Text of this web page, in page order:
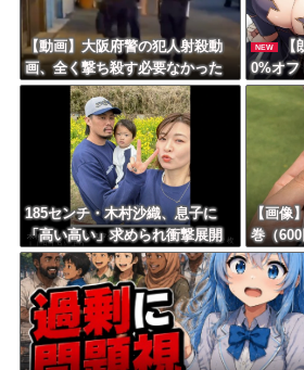
【動画】大阪府警の犯人射殺動
画、全く撃ち殺す必要なかった
ｗｗｗｗｗｗｗｗｗｗｗ
NEW
【
0%オ
ク」14
185センチ・木村沙織、息子に
「高い高い」求められ衝撃展開
激白 ｗｗｗｗｗｗｗｗｗｗ
【画像
巻（
論ｗｗ